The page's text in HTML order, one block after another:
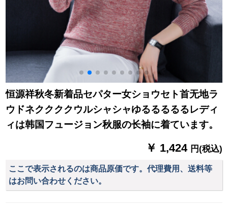
恒源祥秋冬新着品セパター女ショウセト首无地ラ
ウドネククククウルシャシャゆるるるるるレディ
ィは韩国フュージョン秋服の长袖に着ています。
￥ 1,424 円(税込)
ここで表示されるのは商品原価です。代理費用、送料等
はお問い合わせください。